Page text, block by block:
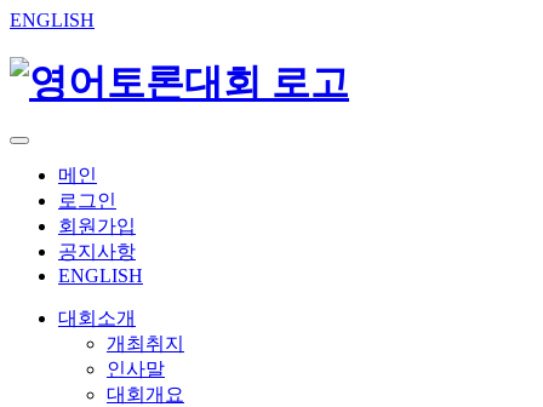
ENGLISH
메인
로그인
회원가입
공지사항
ENGLISH
대회소개
개최취지
인사말
대회개요